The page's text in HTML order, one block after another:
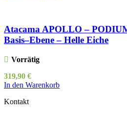
Atacama APOLLO –
Basis–Ebene – Helle Eiche
Vorrätig
319,90 €
In den Warenkorb
Kontakt